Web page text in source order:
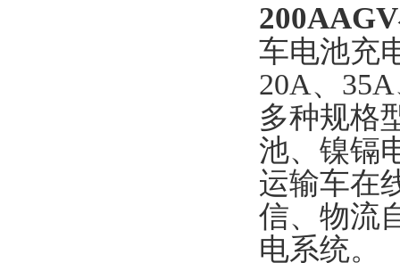
车电池充
20A、
多种规格
池、镍镉
运输车在
信、物流
电系统。